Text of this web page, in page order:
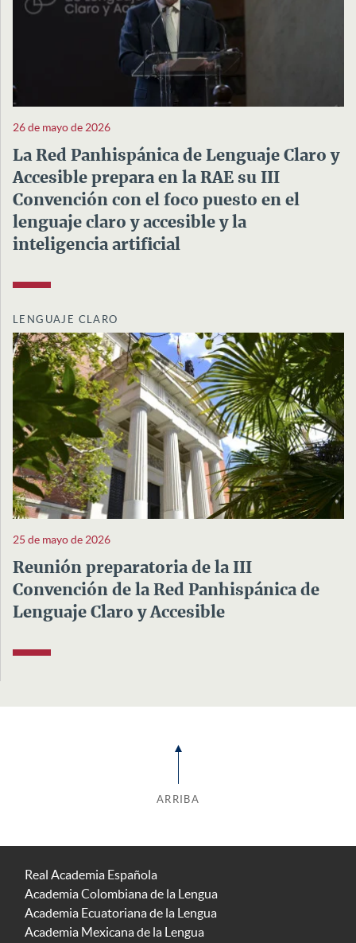
26 de mayo de 2026
La Red Panhispánica de Lenguaje Claro y
Accesible prepara en la RAE su III
Convención con el foco puesto en el
lenguaje claro y accesible y la
inteligencia artificial
LENGUAJE CLARO
25 de mayo de 2026
Reunión preparatoria de la III
Convención de la Red Panhispánica de
Lenguaje Claro y Accesible
ARRIBA
Real Academia Española
Academia Colombiana de la Lengua
Academia Ecuatoriana de la Lengua
Academia Mexicana de la Lengua